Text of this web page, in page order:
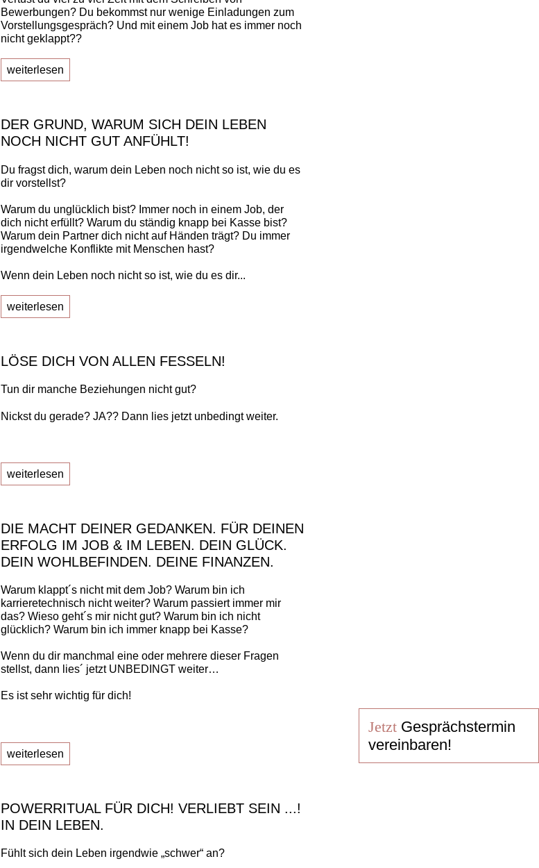
Bewerbungen? Du bekommst nur wenige Einladungen zum
Vorstellungsgespräch? Und mit einem Job hat es immer noch
nicht geklappt??
weiterlesen
DER GRUND, WARUM SICH DEIN LEBEN
NOCH NICHT GUT ANFÜHLT!
Du fragst dich, warum dein Leben noch nicht so ist, wie du es
dir vorstellst?
Warum du unglücklich bist? Immer noch in einem Job, der
dich nicht erfüllt? Warum du ständig knapp bei Kasse bist?
Warum dein Partner dich nicht auf Händen trägt? Du immer
irgendwelche Konflikte mit Menschen hast?
Wenn dein Leben noch nicht so ist, wie du es dir...
weiterlesen
LÖSE DICH VON ALLEN FESSELN!
Tun dir manche Beziehungen nicht gut?
Nickst du gerade? JA?? Dann lies jetzt unbedingt weiter.
weiterlesen
DIE MACHT DEINER GEDANKEN. FÜR DEINEN
ERFOLG IM JOB & IM LEBEN. DEIN GLÜCK.
DEIN WOHLBEFINDEN. DEINE FINANZEN.
Warum klappt´s nicht mit dem Job? Warum bin ich
karrieretechnisch nicht weiter? Warum passiert immer mir
das? Wieso geht´s mir nicht gut? Warum bin ich nicht
glücklich? Warum bin ich immer knapp bei Kasse?
Wenn du dir manchmal eine oder mehrere dieser Fragen
stellst, dann lies´ jetzt UNBEDINGT weiter…
Es ist sehr wichtig für dich!
weiterlesen
POWERRITUAL FÜR DICH! VERLIEBT SEIN ...!
IN DEIN LEBEN.
Fühlt sich dein Leben irgendwie „schwer“ an?
JetztGesprächstermin
vereinbaren!